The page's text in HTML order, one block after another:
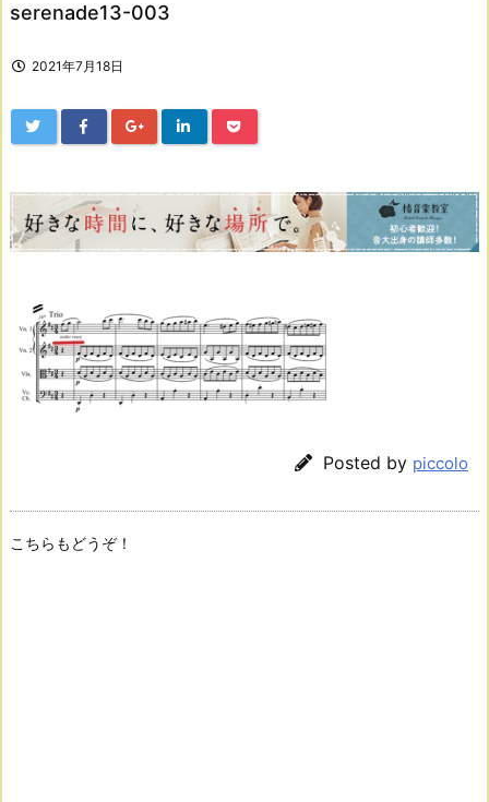
serenade13-003
2021年7月18日
Posted by piccolo
こちらもどうぞ！